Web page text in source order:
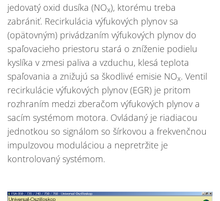
jedovatý oxid dusíka (NOx), ktorému treba
zabrániť. Recirkulácia výfukových plynov sa
(opätovným) privádzaním výfukových plynov do
spaľovacieho priestoru stará o zníženie podielu
kyslíka v zmesi paliva a vzduchu, klesá teplota
spaľovania a znižujú sa škodlivé emisie NOx. Ventil
recirkulácie výfukových plynov (EGR) je pritom
rozhraním medzi zberačom výfukových plynov a
sacím systémom motora. Ovládaný je riadiacou
jednotkou so signálom so šírkovou a frekvenčnou
impulzovou moduláciou a nepretržite je
kontrolovaný systémom.